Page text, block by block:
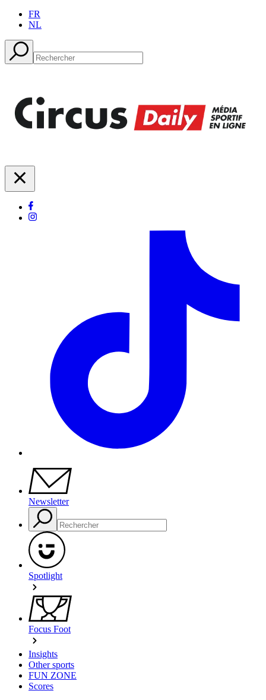
FR
NL
Newsletter
Spotlight
Focus Foot
Insights
Other sports
FUN ZONE
Scores